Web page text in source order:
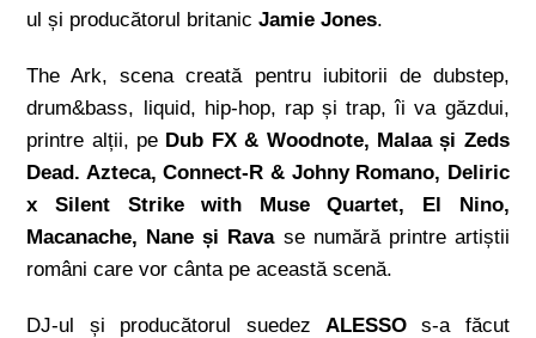
ul și producătorul britanicJamie Jones.
The Ark, scena creată pentru iubitorii de dubstep,
drum&bass, liquid, hip-hop, rap și trap, îi va găzdui,
printre alții, pe Dub FX & Woodnote, Malaa și Zeds
Dead. Azteca, Connect-R & Johny Romano, Deliric
x Silent Strike with Muse Quartet, El Nino,
Macanache, Nane și Ravase numără printre artiștii
români care vor cânta pe această scenă.
DJ-ul și producătorul suedez ALESSOs-a făcut